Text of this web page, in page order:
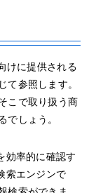
けに提供される
て参照します。
こで取り扱う商
でしょう。
効率的に確認す
索エンジンで